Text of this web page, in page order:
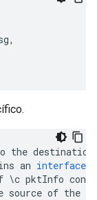
,
the destination
an interface
\c pktInfo
source of the